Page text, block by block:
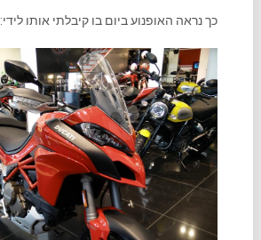
כך נראה האופנוע ביום בו קיבלתי אותו לידי: